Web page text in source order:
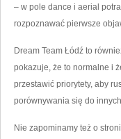
– w pole dance i aerial
rozpoznawać pierwsze
Dream Team Łódź to
pokazuje, że to normalne i
przestawić priorytety, aby
porównywania się do
Nie zapominamy też o